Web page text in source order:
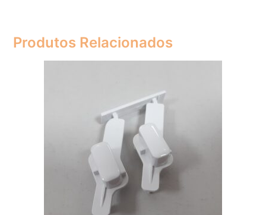
Produtos Relacionados